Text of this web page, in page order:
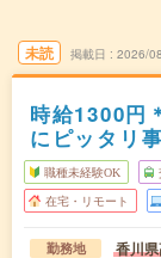
未読 掲載日 2026/
時給1300円
にピッタリ
職種未経験OK
在宅・リモート
勤務地 香川